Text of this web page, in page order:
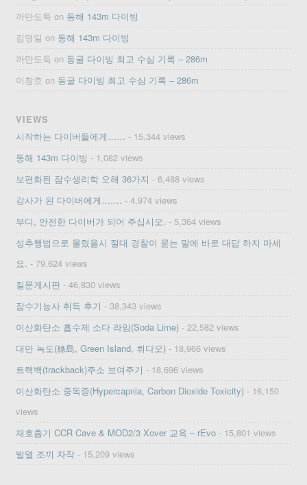
까만도둑 on 동해 143m 다이빙
김영일 on 동해 143m 다이빙
까만도둑 on 동굴 다이빙 최고 수심 기록 – 286m
이창호 on 동굴 다이빙 최고 수심 기록 – 286m
VIEWS
시작하는 다이버들에게…… - 15,344 views
동해 143m 다이빙 - 1,082 views
보편화된 잠수생리학 오해 36가지 - 6,488 views
강사가 된 다이버에게……. - 4,974 views
부디, 안전한 다이버가 되어 주십시오. - 5,364 views
성추행범으로 몰렸을시 절대 경찰이 묻는 말에 바로 대답 하지 마세
요. - 79,624 views
질문게시판 - 46,830 views
잠수기능사 취득 후기 - 38,343 views
이산화탄소 흡수제 소다 라임(Soda Lime) - 22,582 views
대만 녹도(綠島, Green Island, 뤼다오) - 18,966 views
트랙백(trackback)주소 보여주기 - 18,696 views
이산화탄소 중독증(Hypercapnia, Carbon Dioxide Toxicity) - 16,150
views
재호흡기 CCR Cave & MOD2/3 Xover 교육 – rEvo - 15,801 views
발열 조끼 자작 - 15,209 views